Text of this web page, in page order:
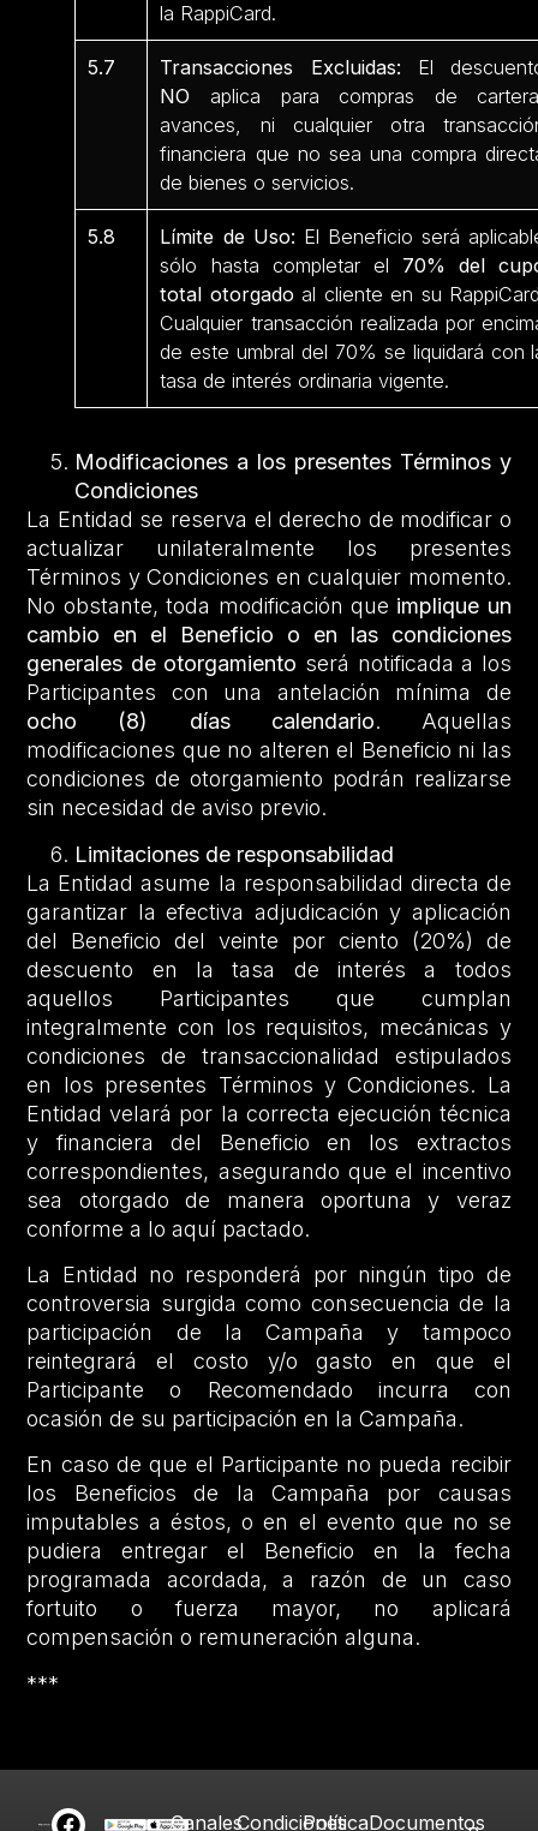
la RappiCard.
5.7 Transacciones Excluidas: El
NO aplica para compras de
avances, ni cualquier otra
financiera que no sea una compra
de bienes o servicios.
5.8 Límite de Uso: El Beneficio será
sólo hasta completar el 70% del
total otorgadoal cliente en su
Cualquier transacción realizada por
de este umbral del 70% se liquidará con
tasa de interés ordinaria vigente.
Modificaciones a los presentes Términos y
Condiciones
La Entidad se reserva el derecho de modificar o
actualizar unilateralmente los presentes
Términos y Condiciones en cualquier momento.
No obstante, toda modificación que implique un
cambio en el Beneficio o en las condiciones
generales de otorgamiento será notificada a los
Participantes con una antelación mínima de
ocho (8) días calendario. Aquellas
modificaciones que no alteren el Beneficio ni las
condiciones de otorgamiento podrán realizarse
sin necesidad de aviso previo.
Limitaciones de responsabilidad
La Entidad asume la responsabilidad directa de
garantizar la efectiva adjudicación y aplicación
del Beneficio del veinte por ciento (20%) de
descuento en la tasa de interés a todos
aquellos Participantes que cumplan
integralmente con los requisitos, mecánicas y
condiciones de transaccionalidad estipulados
en los presentes Términos y Condiciones. La
Entidad velará por la correcta ejecución técnica
y financiera del Beneficio en los extractos
correspondientes, asegurando que el incentivo
sea otorgado de manera oportuna y veraz
conforme a lo aquí pactado.
La Entidad no responderá por ningún tipo de
controversia surgida como consecuencia de la
participación de la Campaña y tampoco
reintegrará el costo y/o gasto en que el
Participante o Recomendado incurra con
ocasión de su participación en la Campaña.
En caso de que el Participante no pueda recibir
los Beneficios de la Campaña por causas
imputables a éstos, o en el evento que no se
pudiera entregar el Beneficio en la fecha
programada acordada, a razón de un caso
fortuito o fuerza mayor, no aplicará
compensación o remuneración alguna.
***
CanalesCondiciones
PolíticaDocumentos